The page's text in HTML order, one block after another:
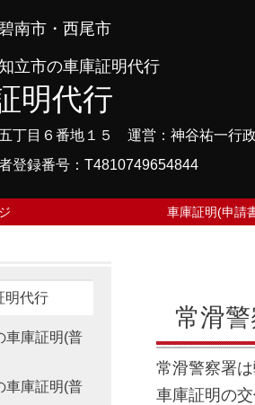
南市・西尾市
立市の車庫証明代行
明代行
丁目６番地１５ 運営：神谷祐一行
登録番号：T4810749654844
車庫証明(申請
常滑
常滑警察署
車庫証明の
明代行
車庫証明(普
車庫証明(普